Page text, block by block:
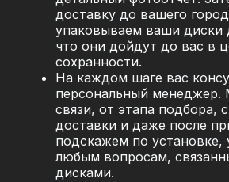
доставку до вашего
упаковываем ваши диски
что они дойдут до вас в
сохранности.
На каждом шаге вас
персональный менеджер.
связи, от этапа подбора,
доставки и даже после
подскажем по установке,
любым вопросам,
дисками.